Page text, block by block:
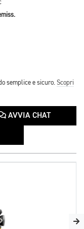
semplice e sicuro. Scopri
AVVIA CHAT